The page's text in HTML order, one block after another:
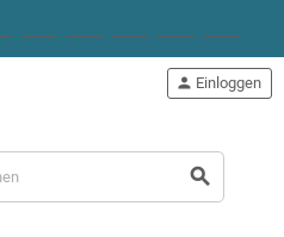
search
person Einloggen